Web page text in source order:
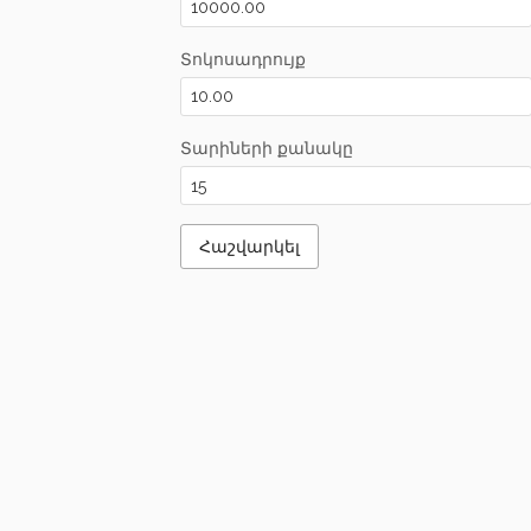
Տոկոսադրույք
Տարիների քանակը